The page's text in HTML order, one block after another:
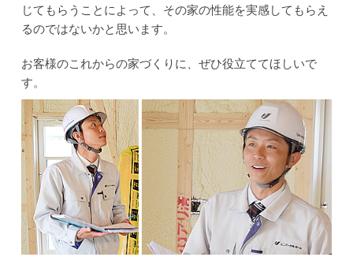
じてもらうことによって、その家の性能を実感してもらえ
るのではないかと思います。
お客様のこれからの家づくりに、ぜひ役立ててほしいで
す。